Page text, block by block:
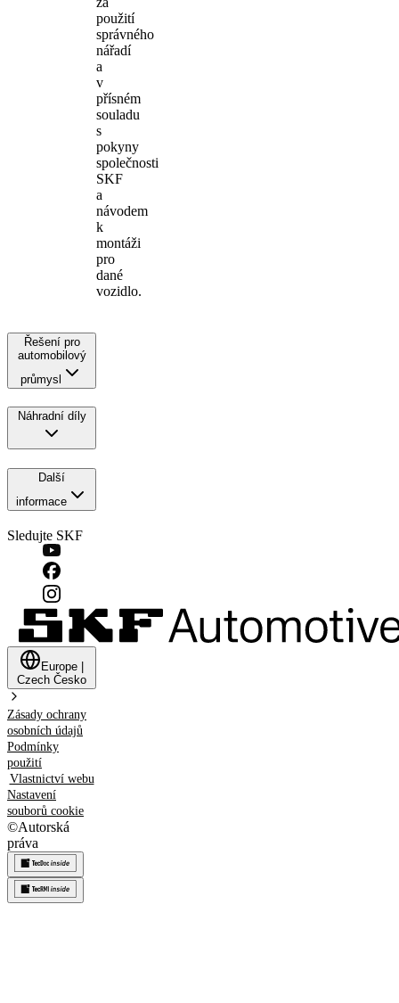
použití
správného
nářadí
a
v
přísném
souladu
s
pokyny
společnosti
SKF
a
návodem
k
montáži
pro
dané
vozidlo.
Řešení pro
automobilový
průmysl
Náhradní díly
Další
informace
Sledujte SKF
Europe
Czech Česko
Zásady ochrany
osobních údajů
Podmínky
použití
Vlastnictví webu
Nastavení
souborů cookie
©Autorská
práva